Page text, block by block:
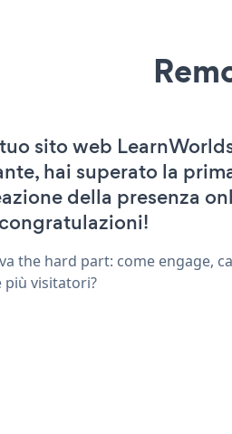
sito web
hai superato la
della presenza
the hard part: come engage,
visitatori?